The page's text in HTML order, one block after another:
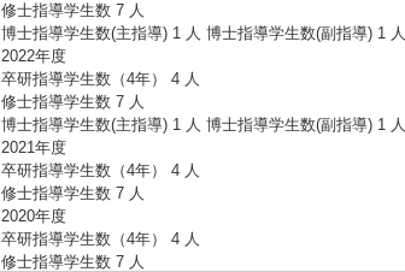
修士指導学生数 7 人
博士指導学生数(主指導) 1 人 博士指導学生数(副指導) 1 人
2022年度
卒研指導学生数（4年） 4 人
修士指導学生数 7 人
博士指導学生数(主指導) 1 人 博士指導学生数(副指導) 1 人
2021年度
卒研指導学生数（4年） 4 人
修士指導学生数 7 人
2020年度
卒研指導学生数（4年） 4 人
修士指導学生数 7 人